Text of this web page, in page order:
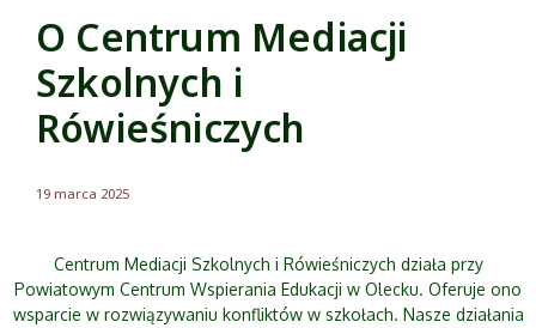
O Centrum Mediacji
Szkolnych i
Rówieśniczych
19 marca 2025
Centrum Mediacji Szkolnych i Rówieśniczych działa przy
Powiatowym Centrum Wspierania Edukacji w Olecku. Oferuje ono
wsparcie w rozwiązywaniu konfliktów w szkołach. Nasze działania